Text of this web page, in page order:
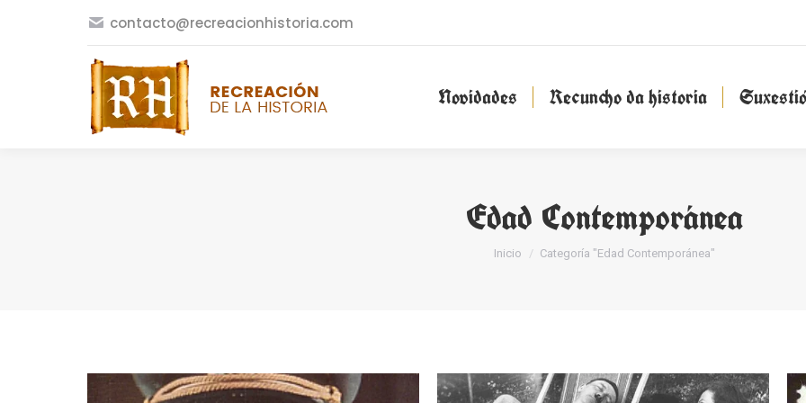
contacto@recreacionhistoria.com
Novidades Recuncho da historia
Edad Contemporánea
You are here:
Inicio Categoría "Edad Contemporánea"
Novidades Recuncho da historia